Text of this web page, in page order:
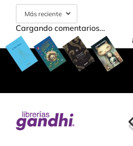
Más reciente
Cargando comentarios…